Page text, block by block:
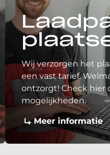
Wij verzorgen het
een vast tarief.
ontzorgt! Check hier
mogelijkheden.
Meer informatie